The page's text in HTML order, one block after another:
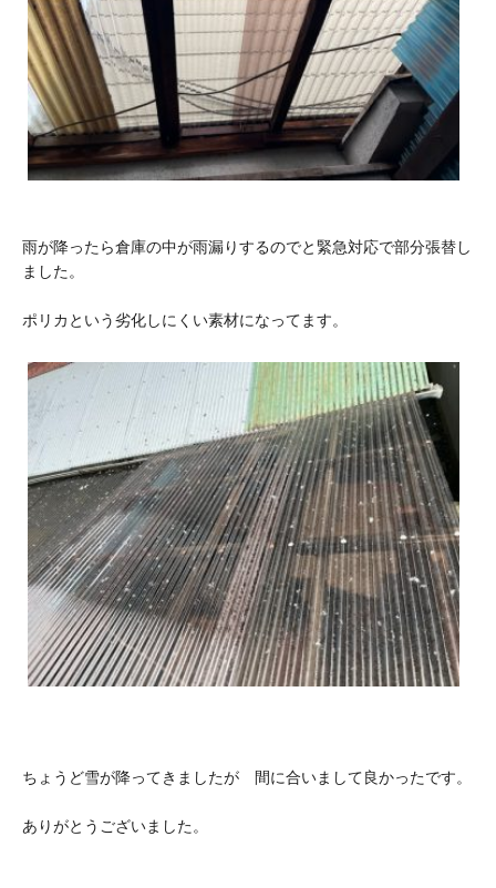
雨が降ったら倉庫の中が雨漏りするのでと緊急対応で部分張替し
ました。
ポリカという劣化しにくい素材になってます。
ちょうど雪が降ってきましたが 間に合いまして良かったです。
ありがとうございました。